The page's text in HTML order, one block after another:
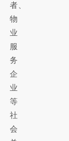
者、
物
业
服
务
企
业
等
社
会